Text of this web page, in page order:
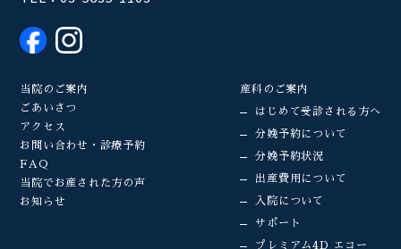
当院のご案内
ごあいさつ
アクセス
お問い合わせ・診療予約
FAQ
当院でお産された方の声
お知らせ
産科のご案内
はじめて受診される方へ
分娩予約について
分娩予約状況
出産費用について
入院について
サポート
プレミアム4D エコー